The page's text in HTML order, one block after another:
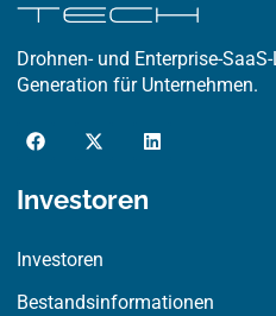
Drohnen- und Enterprise-
Generation für Unternehmen.
F
a
b
k
X
-
i
e
L
i
Investoren
Investoren
Bestandsinformationen